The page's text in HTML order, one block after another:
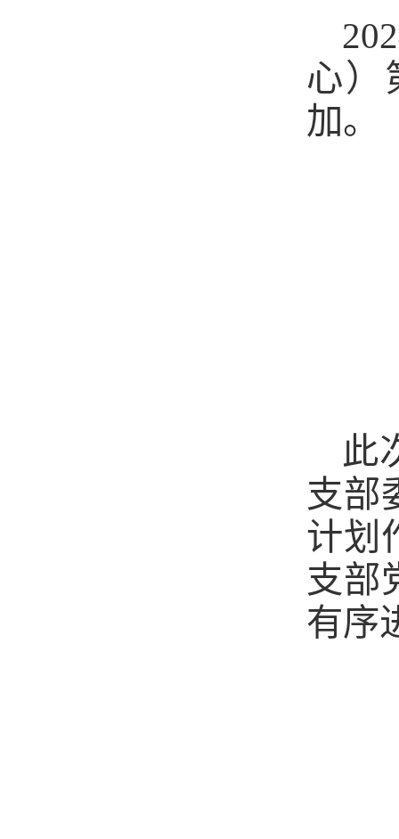
心）
加。
此
支部
计划
支部
有序